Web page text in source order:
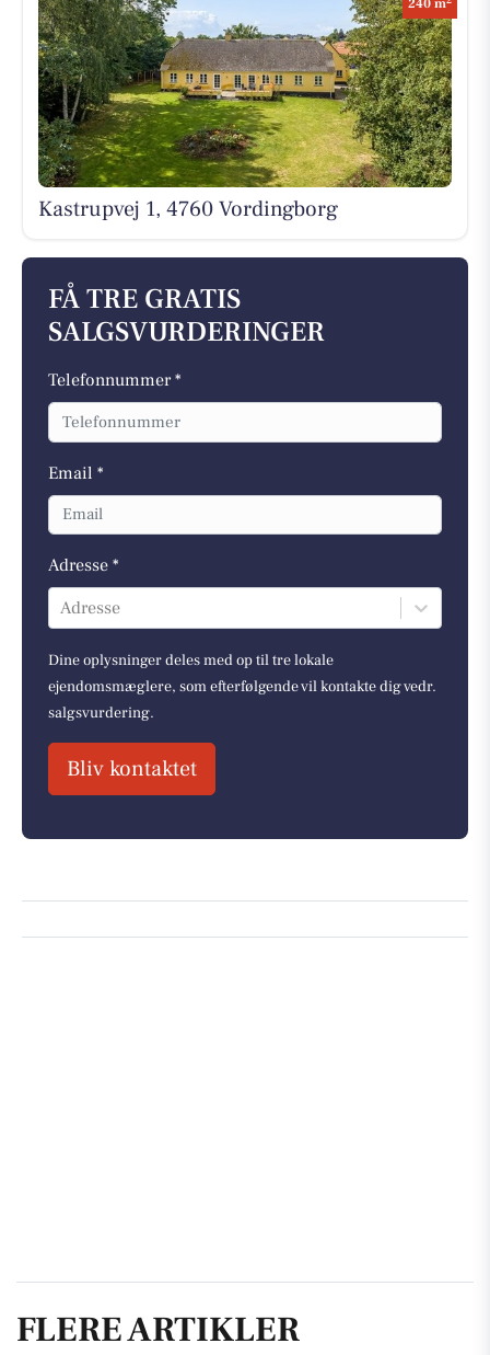
240 m
Kastrupvej 1, 4760 Vordingborg
FÅ TRE GRATIS
SALGSVURDERINGER
Telefonnummer *
Email *
Adresse *
Adresse
Dine oplysninger deles med op til tre lokale
ejendomsmæglere, som efterfølgende vil kontakte dig vedr.
salgsvurdering.
Bliv kontaktet
FLERE ARTIKLER